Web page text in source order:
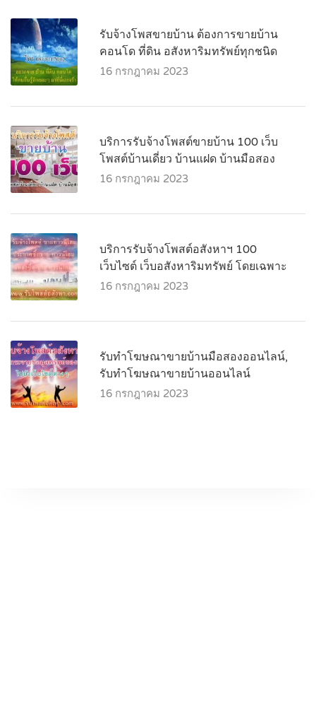
รับจ้างโพสขายบ้าน ต้องการขายบ้าน
คอนโด ที่ดิน อสังหาริมทรัพย์ทุกชนิด
16 กรกฎาคม 2023
บริการรับจ้างโพสต์ขายบ้าน 100 เว็บ
โพสต์บ้านเดี่ยว บ้านแฝด บ้านมือสอง
16 กรกฎาคม 2023
บริการรับจ้างโพสต์อสังหาฯ 100
เว็บไซต์ เว็บอสังหาริมทรัพย์ โดยเฉพาะ
16 กรกฎาคม 2023
รับทำโฆษณาขายบ้านมือสองออนไลน์,
รับทำโฆษณาขายบ้านออนไลน์
16 กรกฎาคม 2023